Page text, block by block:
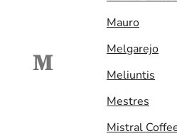
M
Mauro
Melgarejo
Meliuntis
Mestres
Mistral